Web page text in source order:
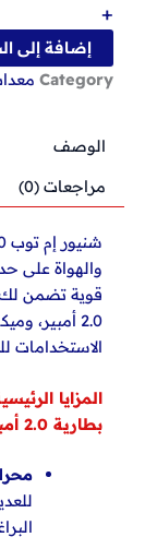
20
فولت
مع
بطارية
وسرعتين
TH1153216
+
إضافة إلى
Category
الوصف
مراجعات (0)
والهواة على
قوية تضمن لك
2.0 أمبير،
الاستخدامات
بطارية 2.0 أمبير وسرعتين ECDL6200118
محرك